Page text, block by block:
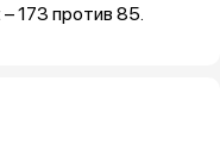
173 против 85.